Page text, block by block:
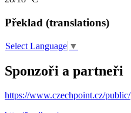
Překlad (translations)
Select Language ▼
Sponzoři a partneři
https://www.czechpoint.cz/public/